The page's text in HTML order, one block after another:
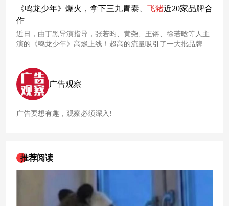
旅团”线路游产品，为游客们带来了一场融合茶香与旅趣的特别
体验。除此之外，喜茶携手
在浙江杭州设置了活动专属茶
旅主题店，邀请用户前来喝茶，观赏长幅茶旅地图的同时开启
中国6大茶系文化之旅。
《鸣龙少年》爆火，拿下三九胃泰、 飞猪近20家品牌合
作
近日，由丁黑导演指导，张若昀、黄尧、王锵、徐若晗等人主
演的《鸣龙少年》高燃上线！超高的流量吸引了一大批品牌赞
液、银鹭好粥道、夸克APP、喜之郎cici果粒茶等近20家品牌合
作！
广告观察
广告要想有趣，观察必须深入!
推荐阅读